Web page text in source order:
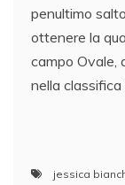
penultimo
ottenere la
campo Ovale,
nella classifica
jessica